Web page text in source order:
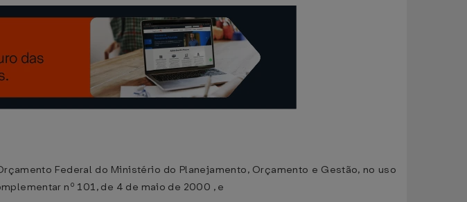
Federal do Ministério do Planejamento, Orçamento e Gestão, no uso
nº 101, de 4 de maio de 2000 , e